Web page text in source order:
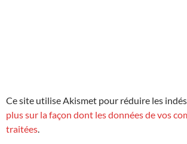
Ce site utilise Akismet pour réduire les
plus sur la façon dont les données de vos
traitées.